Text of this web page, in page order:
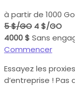
à partir de 1000 Go
5 $/GO 4 $/GO
4000 $ Sans
Commencer
Essayez les
d’entreprise ! Pas